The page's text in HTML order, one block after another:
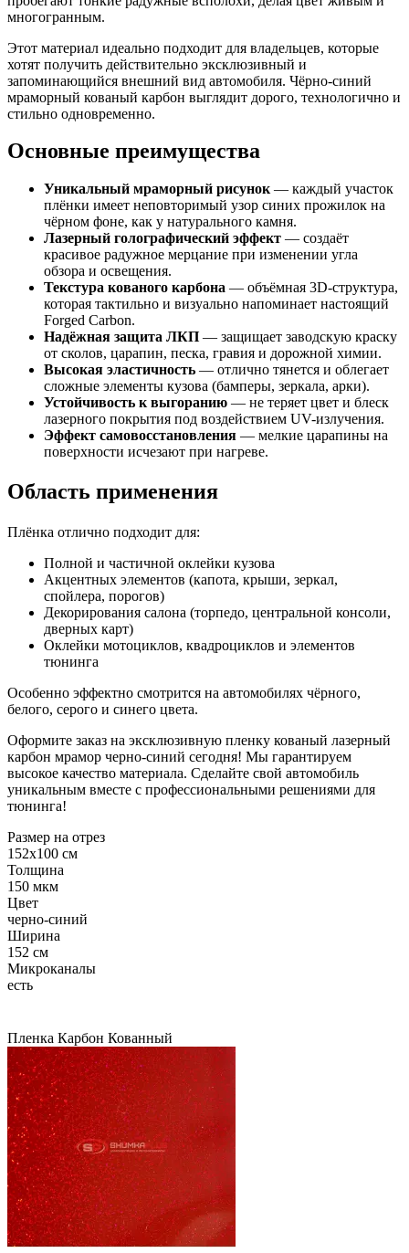
многогранным.
Этот материал идеально подходит для владельцев, которые
хотят получить действительно эксклюзивный и
запоминающийся внешний вид автомобиля. Чёрно-синий
мраморный кованый карбон выглядит дорого, технологично и
стильно одновременно.
Основные преимущества
Уникальный мраморный рисунок — каждый участок
плёнки имеет неповторимый узор синих прожилок на
чёрном фоне, как у натурального камня.
Лазерный голографический эффект — создаёт
красивое радужное мерцание при изменении угла
обзора и освещения.
Текстура кованого карбона — объёмная 3D-структура,
которая тактильно и визуально напоминает настоящий
Forged Carbon.
Надёжная защита ЛКП — защищает заводскую краску
от сколов, царапин, песка, гравия и дорожной химии.
Высокая эластичность — отлично тянется и облегает
сложные элементы кузова (бамперы, зеркала, арки).
Устойчивость к выгоранию — не теряет цвет и блеск
лазерного покрытия под воздействием UV-излучения.
Эффект самовосстановления — мелкие царапины на
поверхности исчезают при нагреве.
Область применения
Плёнка отлично подходит для:
Полной и частичной оклейки кузова
Акцентных элементов (капота, крыши, зеркал,
спойлера, порогов)
Декорирования салона (торпедо, центральной консоли,
дверных карт)
Оклейки мотоциклов, квадроциклов и элементов
тюнинга
Особенно эффектно смотрится на автомобилях чёрного,
белого, серого и синего цвета.
Оформите заказ на эксклюзивную пленку кованый лазерный
карбон мрамор черно-синий сегодня! Мы гарантируем
высокое качество материала. Сделайте свой автомобиль
уникальным вместе с профессиональными решениями для
тюнинга!
Размер на отрез
152x100 см
Толщина
150 мкм
Цвет
черно-синий
Ширина
152 см
Микроканалы
есть
Пленка Карбон Кованный